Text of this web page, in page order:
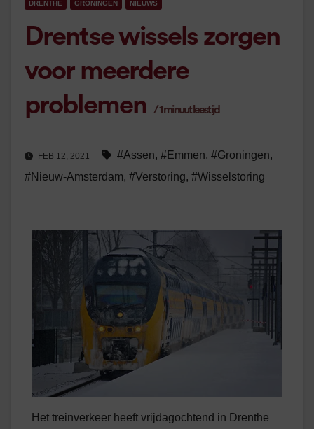
DRENTHE GRONINGEN NIEUWS
Drentse wissels zorgen
voor meerdere
problemen
/1 minuut leestijd
FEB 12, 2021 #Assen, #Emmen, #Groningen,
#Nieuw-Amsterdam, #Verstoring, #Wisselstoring
Het treinverkeer heeft vrijdagochtend in Drenthe